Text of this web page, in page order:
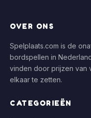
OVER ONS
Spelplaats.com is de
bordspellen in
vinden door prijzen van
elkaar te zetten.
CATEGORIEËN